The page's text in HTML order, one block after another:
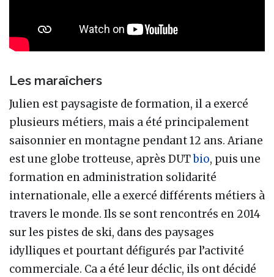
Les maraîchers
Julien est paysagiste de formation, il a exercé
plusieurs métiers, mais a été principalement
saisonnier en montagne pendant 12 ans. Ariane
est une globe trotteuse, après DUTbio, puis une
formation en administration solidarité
internationale, elle a exercé différents métiers à
travers le monde. Ils se sont rencontrés en 2014
sur les pistes de ski, dans des paysages
idylliques et pourtant défigurés par l’activité
commerciale. Ca a été leur déclic, ils ont décidé